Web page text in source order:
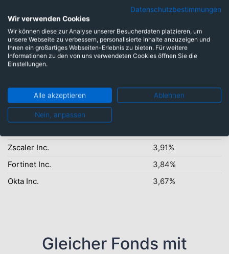
KLA Corp.
7,78%
Broadcom Inc.
6,30%
Cisco Systems Inc.
Palo Alto Networks Inc.
4,84%
Crowdstrike Holdings Inc
Zscaler Inc.
3,91%
Fortinet Inc.
3,84%
Okta Inc.
3,67%
Gleicher Fonds mit
Datenschutzbestimmungen
Wir verwenden Cookies
Wir können diese zur Analyse unserer Besucherdaten platzieren, um
unsere Webseite zu verbessern, personalisierte Inhalte anzuzeigen und
Ihnen ein großartiges Webseiten-Erlebnis zu bieten. Für weitere
Informationen zu den von uns verwendeten Cookies öffnen Sie die
Einstellungen.
Alle akzeptieren Ablehnen
Nein, anpassen